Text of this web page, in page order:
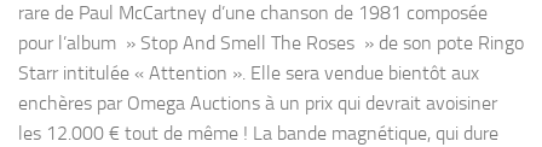
rare de Paul McCartney d’une chanson de 1981 composée
pour l’album » Stop And Smell The Roses » de son pote Ringo
Starr intitulée « Attention ». Elle sera vendue bientôt aux
enchères par Omega Auctions à un prix qui devrait avoisiner
les 12.000 € tout de même ! La bande magnétique, qui dure